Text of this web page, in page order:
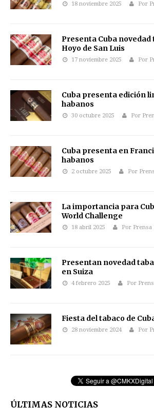
18 noviembre 2025 Por
Presenta Cuba novedad
Hoyo de San Luis
17 noviembre 2025 Por
Cuba presenta edición
habanos
30 octubre 2025 Por
Cuba presenta en
habanos
2 octubre 2025 Por
La importancia para
World Challenge
18 abril 2025 Por Prensa
Presentan novedad
en Suiza
4 febrero 2025 Por
Fiesta del tabaco de
28 noviembre 2024 Por
ÚLTIMAS NOTICIAS